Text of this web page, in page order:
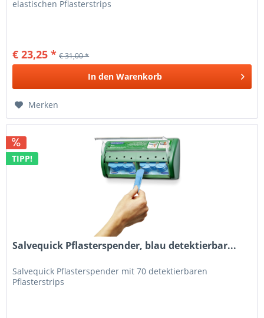
elastischen Pflasterstrips
€ 23,25 * € 31,00 *
In den Warenkorb
Merken
TIPP!
Salvequick Pflasterspender, blau detektierbar...
Salvequick Pflasterspender mit 70 detektierbaren
Pflasterstrips